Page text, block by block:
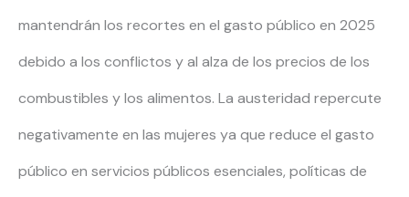
mantendrán los recortes en el gasto público en 2025
debido a los conflictos y al alza de los precios de los
combustibles y los alimentos. La austeridad repercute
negativamente en las mujeres ya que reduce el gasto
público en servicios públicos esenciales, políticas de